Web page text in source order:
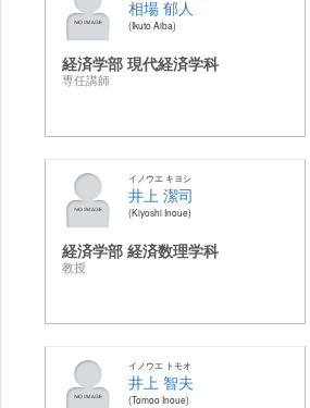
相場 郁人
Ikuto Aiba
経済学部 現代経済学科
専任講師
イノウエ キヨシ
井上 潔司
Kiyoshi Inoue
経済学部 経済数理学科
教授
イノウエ トモオ
井上 智夫
Tomoo Inoue